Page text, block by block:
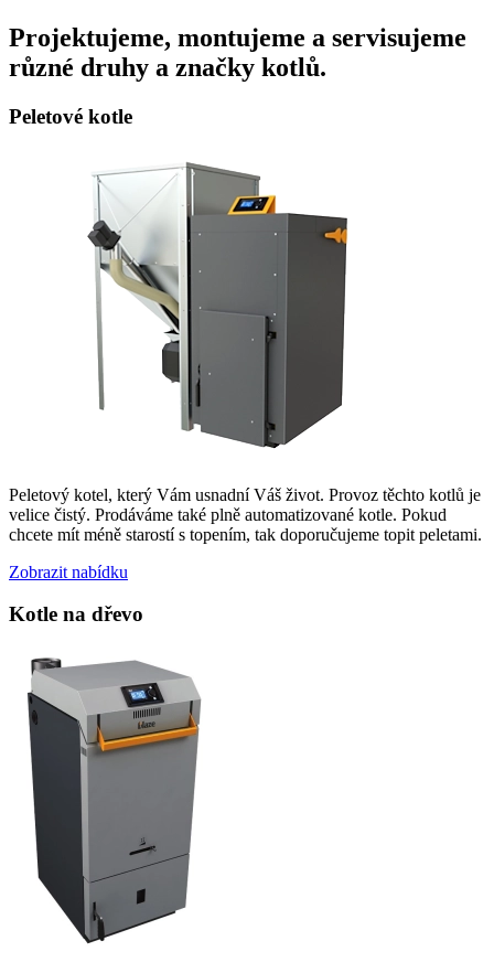
Projektujeme, montujeme a servisujeme
různé druhy a značky kotlů.
Peletové kotle
Peletový kotel, který Vám usnadní Váš život. Provoz těchto kotlů je
velice čistý. Prodáváme také plně automatizované kotle. Pokud
chcete mít méně starostí s topením, tak doporučujeme topit peletami.
Zobrazit nabídku
Kotle na dřevo